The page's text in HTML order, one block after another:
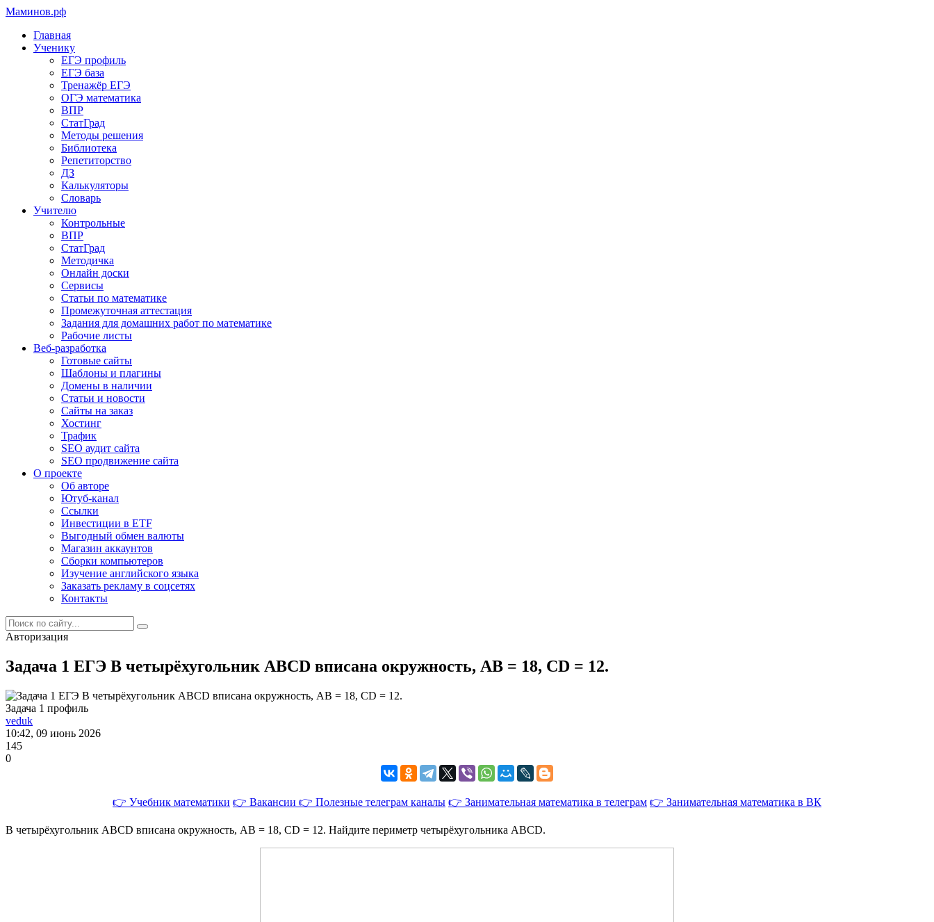
Маминов.рф
Главная
Ученику
ЕГЭ профиль
ЕГЭ база
Тренажёр ЕГЭ
ОГЭ математика
ВПР
СтатГрад
Методы решения
Библиотека
Репетиторство
ДЗ
Калькуляторы
Словарь
Учителю
Контрольные
ВПР
СтатГрад
Методичка
Онлайн доски
Сервисы
Статьи по математике
Промежуточная аттестация
Задания для домашних работ по математике
Рабочие листы
Веб-разработка
Готовые сайты
Шаблоны и плагины
Домены в наличии
Статьи и новости
Сайты на заказ
Хостинг
Трафик
SEO аудит сайта
SEO продвижение сайта
О проекте
Об авторе
Ютуб-канал
Ссылки
Инвестиции в ETF
Выгодный обмен валюты
Магазин аккаунтов
Сборки компьютеров
Изучение английского языка
Заказать рекламу в соцсетях
Контакты
Авторизация
Задача 1 ЕГЭ В четырёхугольник ABCD вписана окружность, AB = 18, CD = 12.
Задача 1 профиль
veduk
10:42, 09 июнь 2026
145
0
👉 Учебник математики 👉 Вакансии 👉 Полезные телеграм каналы 👉 Занимательная математика в телеграм 👉 Занимательная математика в ВК
В четырёхугольник ABCD вписана окружность, AB = 18, CD = 12. Найдите периметр четырёхугольника ABCD.